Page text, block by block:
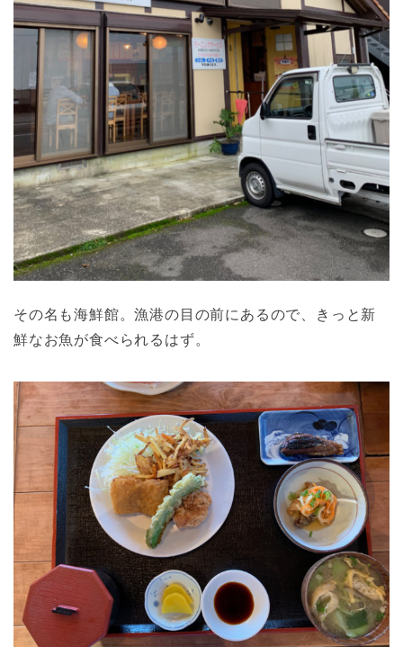
その名も海鮮館。漁港の目の前にあるので、きっと新
鮮なお魚が食べられるはず。